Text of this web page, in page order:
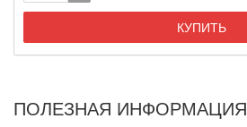
КУПИТЬ
ПОЛЕЗНАЯ ИНФОРМАЦИЯ